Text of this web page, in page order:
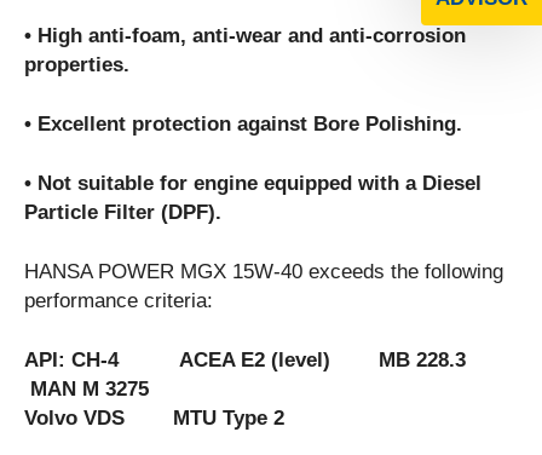
• High anti-foam, anti-wear and anti-corrosion
properties.
• Excellent protection against Bore Polishing.
• Not suitable for engine equipped with a Diesel
Particle Filter (DPF).
HANSA POWER MGX 15W-40 exceeds the following
performance criteria:
API: CH-4 ACEA E2 (level) MB 228.3
MAN M 3275
Volvo VDS MTU Type 2